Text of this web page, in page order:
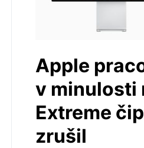
Apple
v minulosti
Extreme
zrušil